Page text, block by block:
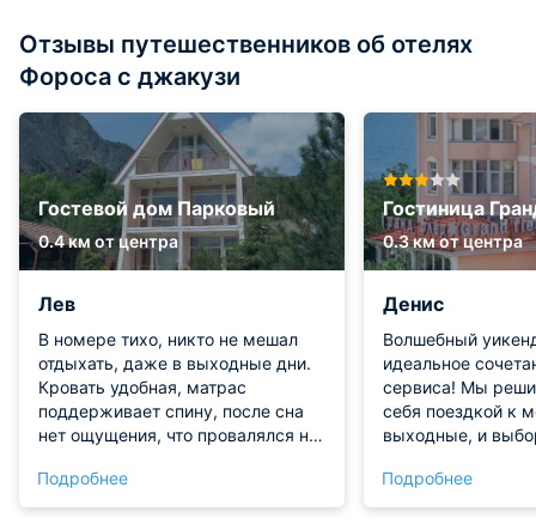
Отзывы путешественников об отелях
Фороса с джакузи
Гостевой дом Парковый
0.4 км от центра
Лев
В номере тихо, никто не мешал
отдыхать, даже в выходные дни.
Кровать удобная, матрас
поддерживает спину, после сна
нет ощущения, что провалялся на
чистый, сантехника исправна,
никаких протечек или неприятных
Подробнее
Гостиница
0.3 км от центра
Денис
Волшебный
идеальное
сервиса! Мы
себя поездкой к
выходные, и
максимального
расположения,
Подробнее